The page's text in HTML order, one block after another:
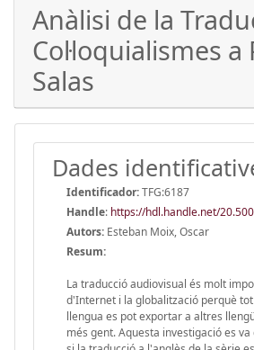
Anàlisi de la
Col·loquialismes a
Salas
Dades
Identificador:TFG:6187
Handle: https://hdl.handle.net/
Autors: Esteban Moix, Oscar
Resum:
La traducció audiovisual és molt
d'Internet i la globalització perquè
llengua es pot exportar a altres
més gent. Aquesta investigació es